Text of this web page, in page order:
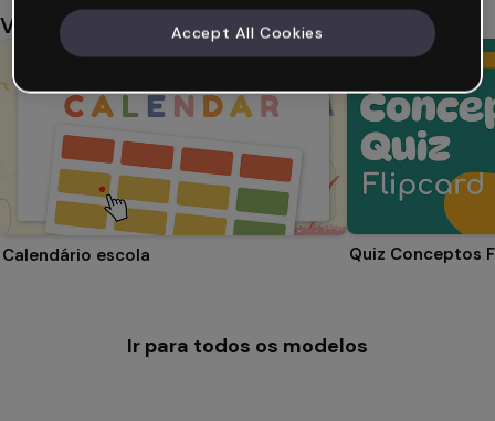
Você também pode gostar
Calendário escola Quiz Conceptos
Ir para todos os modelos
Accept All Cookies